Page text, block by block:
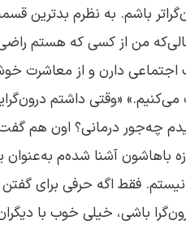
باشم. به نظرم بدترین
من از کسی که هستم
اجتماعی دارن و از معاشرت
«وقتی داشتم
چه‌جور درمانی؟ اون هم
باهاشون آشنا شده‌م
فقط اگه حرفی برای
باشی، خیلی خوب با